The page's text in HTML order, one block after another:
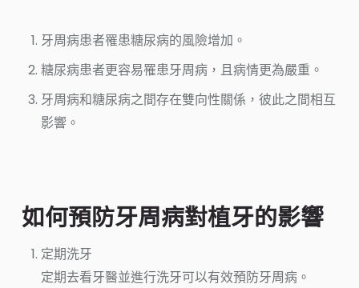
牙周病患者罹患糖尿病的風險增加。
糖尿病患者更容易罹患牙周病，且病情更為嚴重。
牙周病和糖尿病之間存在雙向性關係，彼此之間相互
影響。
如何預防牙周病對植牙的影響
定期洗牙
定期去看牙醫並進行洗牙可以有效預防牙周病。